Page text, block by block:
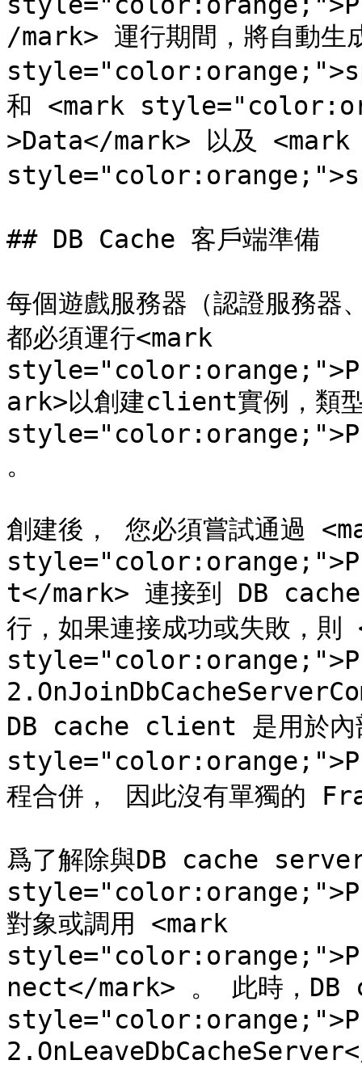
/mark> 運行期間，將自動生
和 <mark
>Data</mark> 以及 <mark
## DB Cache 客戶端準備
每個遊戲服務器（認證服務器
都必須運行<mark
ark>以創建client實例，類
。
創建後， 您必須嘗試通過
t</mark> 連接到 DB
行，如果連接成功或失敗，則
DB cache client 是用於內
程合併， 因此沒有單獨的
爲了解除與DB cache
對象或調用 <mark
nect</mark> 。 此時，DB